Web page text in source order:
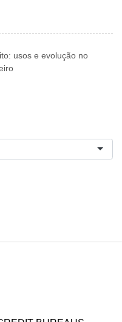
usos e evolução no